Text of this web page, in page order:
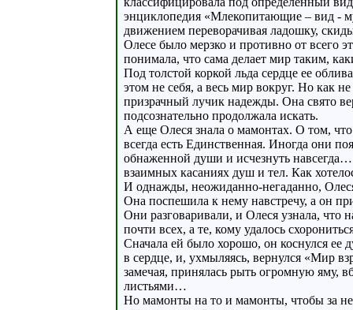
энциклопедия «Млекопитающие – вид -
движением переворачивая ладошку,
Олесе было мерзко и противно от всего
понимала, что сама делает мир таким,
Под толстой коркой льда сердце ее
этом не себя, а весь мир вокруг. Но как
призрачный лучик надежды. Она свято
подсознательно продолжала искать.
А еще Олеся знала о мамонтах. О том,
всегда есть Единственная. Иногда они
обнаженной души и исчезнуть
взаимных касаниях душ и тел. Как
И однажды, неожиданно-негаданно,
Она поспешила к нему навстречу, а он
Они разговаривали, и Олеся узнала, что
почти всех, а те, кому удалось
Сначала ей было хорошо, он коснулся ее
в сердце, и, ухмыляясь, вернулся «Мир
замечая, принялась рыть огромную яму,
листьями…
Но мамонты на то и мамонты, чтобы за